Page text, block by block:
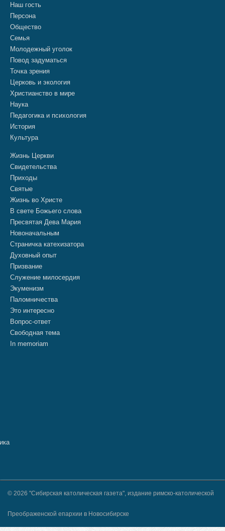
Наш гость
Персона
Общество
Семья
Молодежный уголок
Повод задуматься
Точка зрения
Церковь и экология
Христианство в мире
Наука
Педагогика и психология
История
Культура
Жизнь Церкви
Свидетельства
Приходы
Святые
Жизнь во Христе
В свете Божьего слова
Пресвятая Дева Мария
Новоначальным
Страничка катехизатора
Духовный опыт
Призвание
Служение милосердия
Экуменизм
Паломничества
Это интересно
Вопрос-ответ
Свободная тема
In memoriam
© 2026 "Сибирская католическая газета", издание римско-католической
Преображенской епархии в Новосибирске